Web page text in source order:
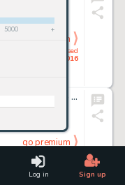
Log in Sign up
5000 +
closed
12/03/2016
go premium
Jérôme K. Jérôme Bloche, Le Gabion - Tome 12
12/03/2016
go premium